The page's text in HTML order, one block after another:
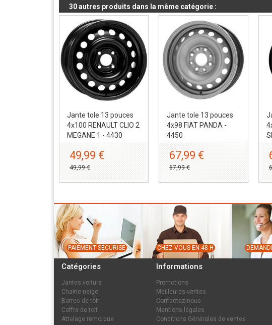
30 autres produits dans la même catégorie :
Jante tole 13 pouces
4x100 RENAULT CLIO 2
MEGANE 1 - 4430
49,99 €
49,99 €
Jante tole 13 pouces
4x98 FIAT PANDA -
4450
67,99 €
67,99 €
PAIEMENT SECURISE CHEZ VOUS EN 48 H
Catégories
Jantes voiture
Chaine neige
Barres de toit
Coffre de toit
Attelage remorque
Informations
Promotions
Meilleures ventes
Contactez-nous
Mentions légales
Conditions Générales de ventes